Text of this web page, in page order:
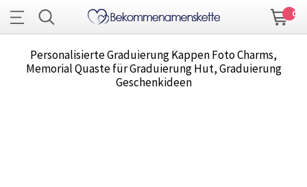
0
Personalisierte Graduierung Kappen Foto Charms,
Memorial Quaste für Graduierung Hut, Graduierung
Geschenkideen